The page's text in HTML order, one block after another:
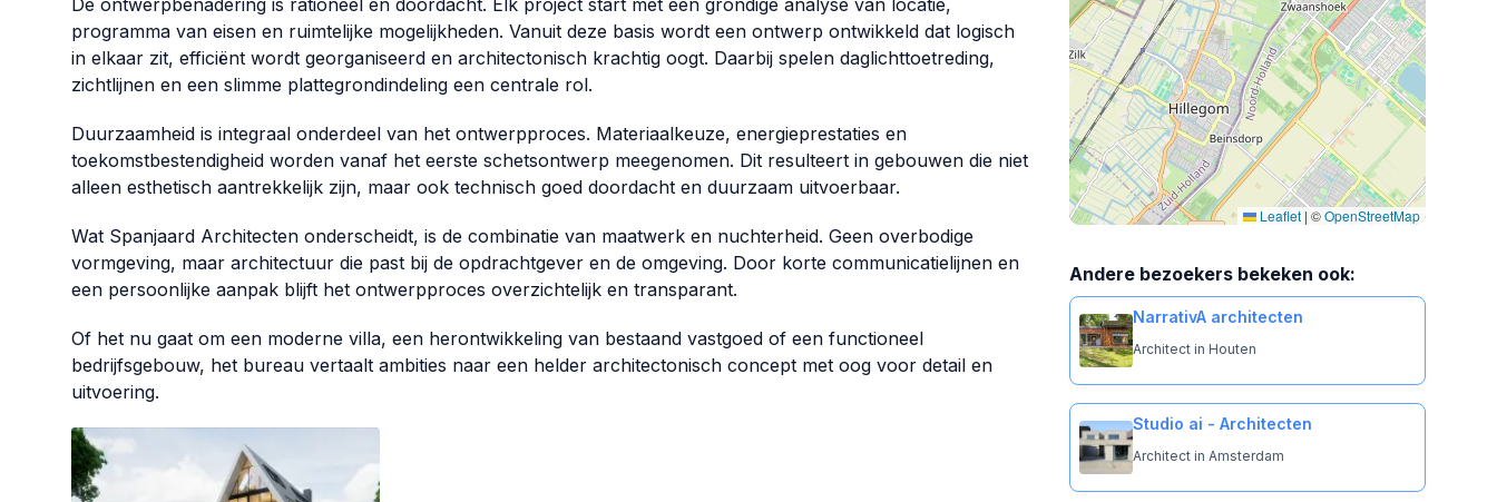
De ontwerpbenadering is rationeel en doordacht. Elk project start met een grondige analyse van locatie,
programma van eisen en ruimtelijke mogelijkheden. Vanuit deze basis wordt een ontwerp ontwikkeld dat logisch
in elkaar zit, efficiënt wordt georganiseerd en architectonisch krachtig oogt. Daarbij spelen daglichttoetreding,
zichtlijnen en een slimme plattegrondindeling een centrale rol.
Duurzaamheid is integraal onderdeel van het ontwerpproces. Materiaalkeuze, energieprestaties en
toekomstbestendigheid worden vanaf het eerste schetsontwerp meegenomen. Dit resulteert in gebouwen die niet
alleen esthetisch aantrekkelijk zijn, maar ook technisch goed doordacht en duurzaam uitvoerbaar.
Wat Span­jaard Architecten onderscheidt, is de combinatie van maatwerk en nuchterheid. Geen overbodige
vormgeving, maar architectuur die past bij de opdrachtgever en de omgeving. Door korte communicatielijnen en
een persoonlijke aanpak blijft het ontwerpproces overzichtelijk en transparant.
Of het nu gaat om een moderne villa, een herontwikkeling van bestaand vastgoed of een functioneel
bedrijfsgebouw, het bureau vertaalt ambities naar een helder architectonisch concept met oog voor detail en
uitvoering.
Leaflet | ©OpenStreetMap
Andere bezoekers bekeken ook:
NarrativA architecten
Architect in Houten
Studio ai - Architecten
Architect in Amsterdam